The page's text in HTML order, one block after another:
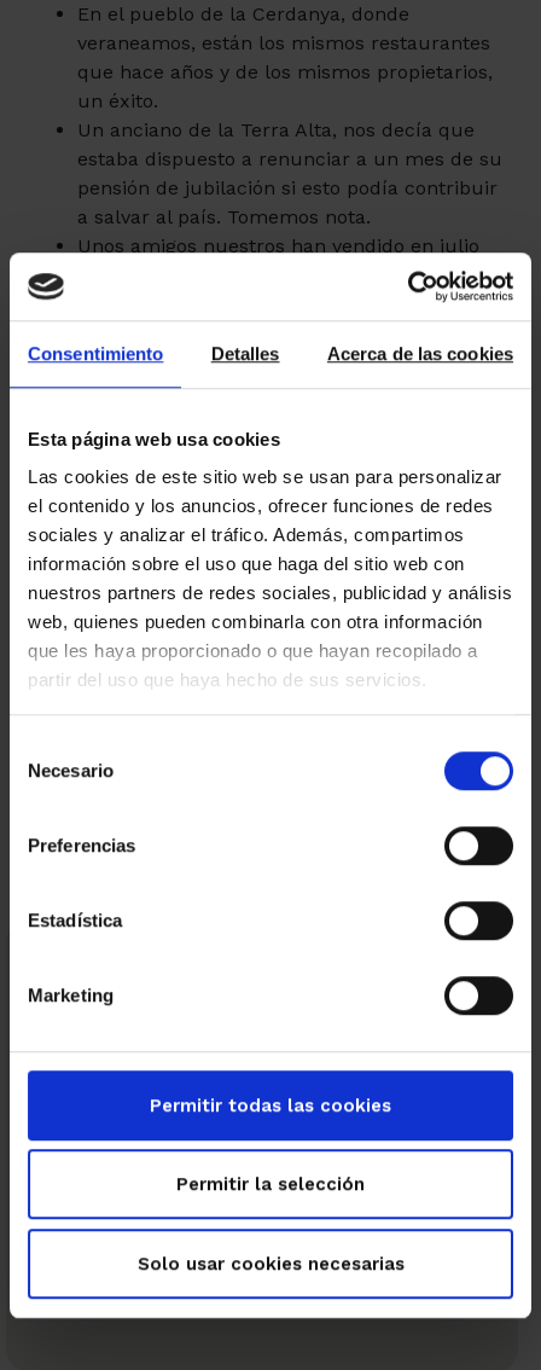
Consentimiento Detalles Acerca de las cookies
Esta página web usa cookies
Las cookies de este sitio web se usan para personalizar
el contenido y los anuncios, ofrecer funciones de redes
sociales y analizar el tráfico. Además, compartimos
información sobre el uso que haga del sitio web con
nuestros partners de redes sociales, publicidad y análisis
web, quienes pueden combinarla con otra información
que les haya proporcionado o que hayan recopilado a
partir del uso que haya hecho de sus servicios.
Necesario
Preferencias
Estadística
Marketing
Permitir todas las cookies
Permitir la selección
Solo usar cookies necesarias
En el pueblo de la Cerdanya, donde
veraneamos, están los mismos restaurantes
que hace años y de los mismos propietarios,
un éxito.
Un anciano de la Terra Alta, nos decía que
estaba dispuesto a renunciar a un mes de su
pensión de jubilación si esto podía contribuir
a salvar al país. Tomemos nota.
Unos amigos nuestros han vendido en julio
muchos pisos de una promoción en la Costa
tiempo, tanto esfuerzo para hacer mucho
menos!!
largas hayan servido para descansar un poco
y “cargar las pilas” por un otoño que
promete.
Coodirectora Gerente de Amat Immobiliaris
← →
Eficiencia energética
Obras nuevas